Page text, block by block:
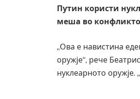
Путин користи
меша во
„Ова е навистина
оружје“, рече
нуклеарното оружје.